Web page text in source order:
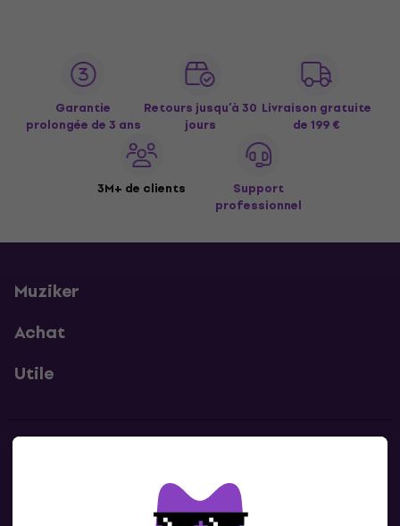
Garantie
prolongée de 3 ans
Retours jusqu’à 30
jours
Livraison gratuite
de 199 €
3M+ de clients
Support
professionnel
Muziker
Achat
Utile
Contacte nous